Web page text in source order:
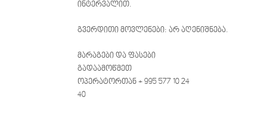
ინტერვალით.
გვერდითი მოვლენები: არ აღენიშნება.
მარაგები და ფასები
გადაამოწმეთ
ოპერატორთან + 995 577 10 24
40